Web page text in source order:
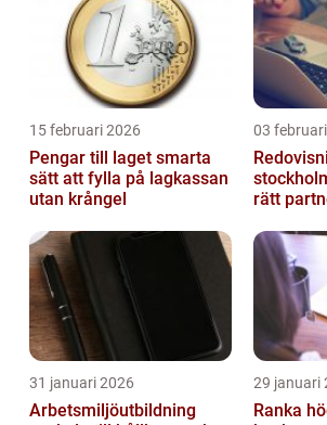
15 februari 2026
Pengar till laget smarta
sätt att fylla på lagkassan
utan krångel
03
stockholm så hittar
rätt
31 januari 2026
Arbetsmiljöutbildning
29 januari
Ranka